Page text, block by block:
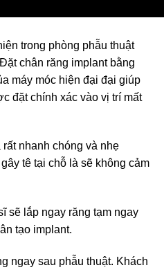
trong phòng phẫu thuật
chân răng implant bằng
máy móc hiện đại đại giúp
đặt chính xác vào vị trí mất
nhanh chóng và nhẹ
tê tại chỗ là sẽ không cảm
sẽ lắp ngay răng tạm ngay
tạo implant.
ngay sau phẫu thuật. Khách